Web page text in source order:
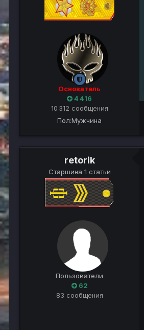
Основатель
4 416
10 312 сообщения
Пол:Мужчина
retorik
Старшина 1 статьи
Пользователи
62
83 сообщения